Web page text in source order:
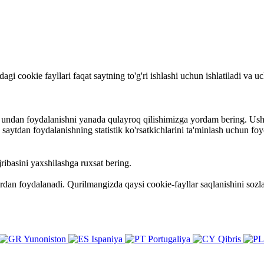
cookie fayllari faqat saytning to'g'ri ishlashi uchun ishlatiladi va
foydalanishni yanada qulayroq qilishimizga yordam bering.
foydalanishning statistik ko'rsatkichlarini ta'minlash uchun
yaxshilashga ruxsat bering.
foydalanadi. Qurilmangizda qaysi cookie-fayllar saqlanishini
Yunoniston Ispaniya Portugaliya Qibris